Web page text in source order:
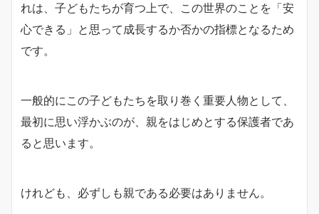
れは、子どもたちが育つ上で、この世界のことを「安
心できる」と思って成長するか否かの指標となるため
です。
一般的にこの子どもたちを取り巻く重要人物として、
最初に思い浮かぶのが、親をはじめとする保護者であ
ると思います。
けれども、必ずしも親である必要はありません。